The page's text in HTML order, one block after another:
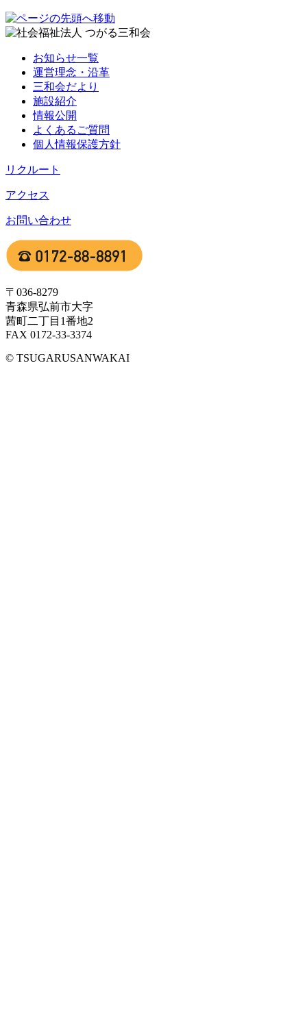
お知らせ一覧
運営理念・沿革
三和会だより
施設紹介
情報公開
よくあるご質問
個人情報保護方針
リクルート
アクセス
お問い合わせ
〒036-8279
青森県弘前市大字
茜町二丁目1番地2
FAX 0172-33-3374
© TSUGARUSANWAKAI